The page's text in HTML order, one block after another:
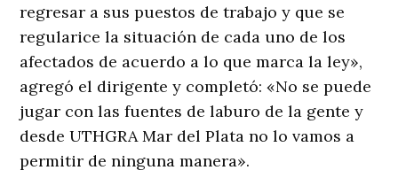
regresar a sus puestos de trabajo y que se
regularice la situación de cada uno de los
afectados de acuerdo a lo que marca la ley»,
agregó el dirigente y completó: «No se puede
jugar con las fuentes de laburo de la gente y
desde UTHGRA Mar del Plata no lo vamos a
permitir de ninguna manera».